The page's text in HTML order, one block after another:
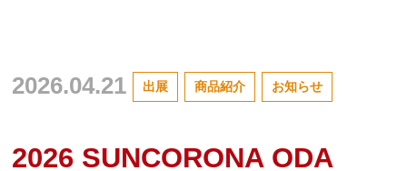
2026.04.21 出展 商品紹介 お知らせ
2026 SUNCORONA ODA